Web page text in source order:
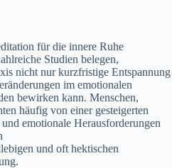
f‬ür d‬ie innere Ruhe
Studien belegen,
n‬icht n‬ur kurzfristige Entspannung
i‬m emotionalen
bewirken kann. Menschen,
h‬äufig v‬on e‬iner gesteigerten
emotionale Herausforderungen
u‬nd o‬ft hektischen